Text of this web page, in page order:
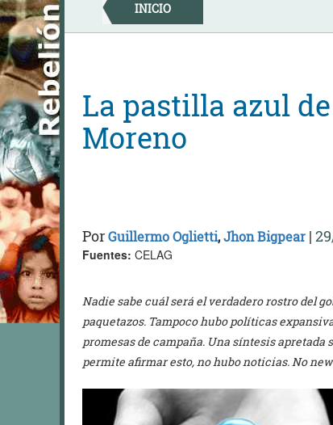
Skip
to
content
INICIO
La pastilla azul
Moreno
PorGuillermo Oglietti,Jhon Bigpear |
Fuentes: CELAG
Nadie sabe cuál será el verdadero rostro del
paquetazos. Tampoco hubo políticas
promesas de campaña. Una síntesis
permite afirmar esto, no hubo noticias. No